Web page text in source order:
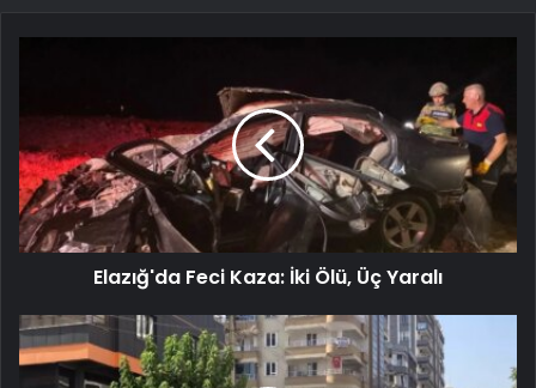
Elazığ'da Feci Kaza: İki Ölü, Üç Yaralı